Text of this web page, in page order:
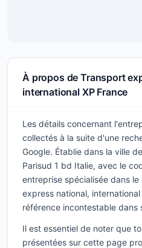
À propos de Transport
international XP France
Les détails concernant
collectés à la suite d'une
Google. Établie dans la ville
Parisud 1 bd Italie, avec le
entreprise spécialisée dans
express national,
référence incontestable dans
Il est essentiel de noter que
présentées sur cette page